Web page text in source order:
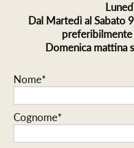
Dal Martedì al Sabato
Domenica mattina
Nome*
Cognome*